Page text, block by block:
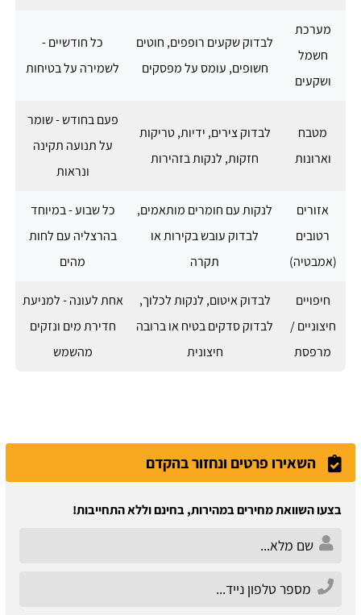
מערכת
חשמל
ושקעים
לבדוק שקעים רופפים, חוטים
חשופים, עומס על מפסקים
כל חודשיים -
לשמירה על בטיחות
מטבח
וארונות
לבדוק צירים, ידיות, טריקות
חזקות, לנקות בזהירות
פעם בחודש - שומר
על תנועה תקינה
ונראות
אזורים
רטובים
(אמבטיה)
לנקות עם חומרים מותאמים,
לבדוק עובש בקירות או
תקרה
כל שבוע - במיוחד
בהרצליה עם לחות
מהים
חיפויים
חיצוניים /
מרפסת
לבדוק איטום, לנקות לכלוך,
לבדוק סדקים בטיח או ברובה
חיצונית
אחת לעונה - למניעת
חדירת מים ונזקים
מהשמש
השאירו פרטים ונחזור בהקדם
בצעו השוואת מחירים במהירות, בחינם וללא התחייבות!